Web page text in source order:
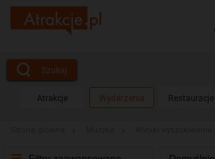
Szukaj
Atrakcje Wydarzenia Restauracje